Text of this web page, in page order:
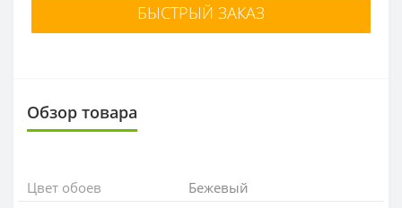
БЫСТРЫЙ ЗАКАЗ
Обзор товара
Цвет обоев Бежевый